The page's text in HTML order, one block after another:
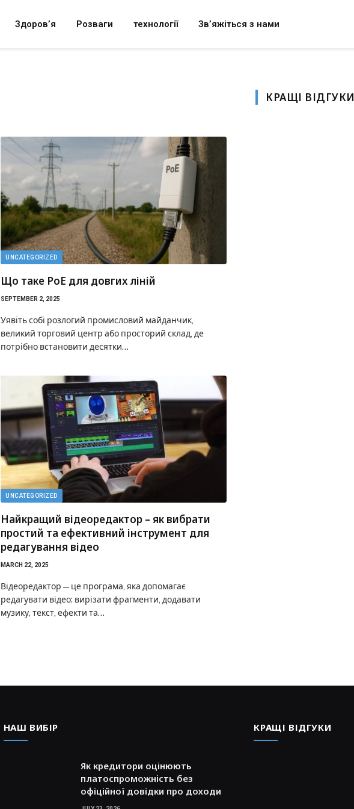
Здоров’я Розваги технології Зв’яжіться з нами
UNCATEGORIZED
Що таке PoE для довгих ліній
SEPTEMBER 2, 2025
Уявіть собі розлогий промисловий майданчик,
великий торговий центр або просторий склад, де
потрібно встановити десятки…
UNCATEGORIZED
Найкращий відеоредактор – як вибрати
простий та ефективний інструмент для
редагування відео
MARCH 22, 2025
Відеоредактор — це програма, яка допомагає
редагувати відео: вирізати фрагменти, додавати
музику, текст, ефекти та…
КРАЩІ ВІДГУКИ
НАШ ВИБІР
Як кредитори оцінюють
платоспроможність без
офіційної довідки про доходи
КРАЩІ ВІДГУКИ